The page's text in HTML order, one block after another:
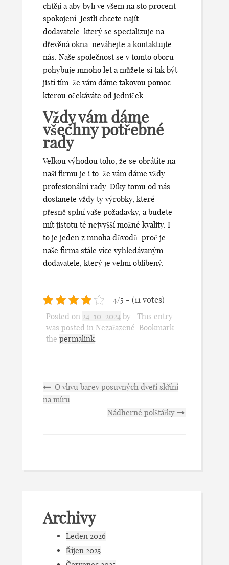
chtějí a aby byli ve všem na sto procent
spokojení. Jestli chcete najít
dodavatele, který se specializuje na
dřevěná okna , neváhejte a kontaktujte
nás. Naše společnost se v tomto oboru
pohybuje mnoho let a můžete si tak být
jistí tím, že vám dáme takovou pomoc,
kterou očekáváte od jedniček.
Vždy vám dáme
všechny potřebné
rady
Velkou výhodou toho, že se obrátíte na
naši firmu je i to, že vám dáme vždy
profesionální rady. Díky tomu od nás
dostanete vždy ty výrobky, které
přesně splní vaše požadavky, a budete
mít jistotu té nejvyšší možné kvality. I
to je jeden z mnoha důvodů, proč je
naše firma stále více vyhledávaným
dodavatele, který je velmi oblíbený.
4/5 - (11 votes)
Posted on 24. 10. 2024 by
. This entry
was posted in Nezařazené. Bookmark
the permalink
O vlivu barev posuvných dveří skříní
na míru
Nádherné polštářky
Archivy
Leden 2026
Říjen 2025